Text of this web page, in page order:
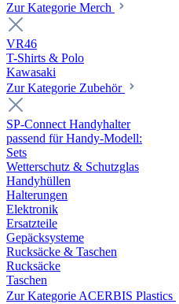
Zur Kategorie Merch
VR46
T-Shirts & Polo
Kawasaki
Zur Kategorie Zubehör
SP-Connect Handyhalter
passend für Handy-Modell:
Sets
Wetterschutz & Schutzglas
Handyhüllen
Halterungen
Elektronik
Ersatzteile
Gepäcksysteme
Rucksäcke & Taschen
Rucksäcke
Taschen
Zur Kategorie ACERBIS Plastics